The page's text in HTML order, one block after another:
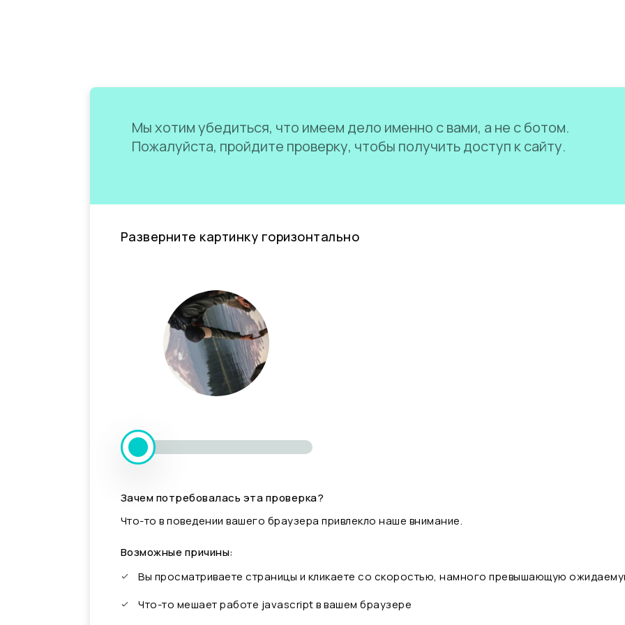
Мы хотим убедиться, что имеем дело именно с вами, а не с ботом.
Пожалуйста, пройдите проверку, чтобы получить доступ к сайту.
Разверните картинку горизонтально
Зачем потребовалась эта проверка?
Что-то в поведении вашего браузера привлекло наше внимание.
Возможные причины:
Вы просматриваете страницы и кликаете со скоростью, намного превышающую
Что-то мешает работе javascript в вашем браузере